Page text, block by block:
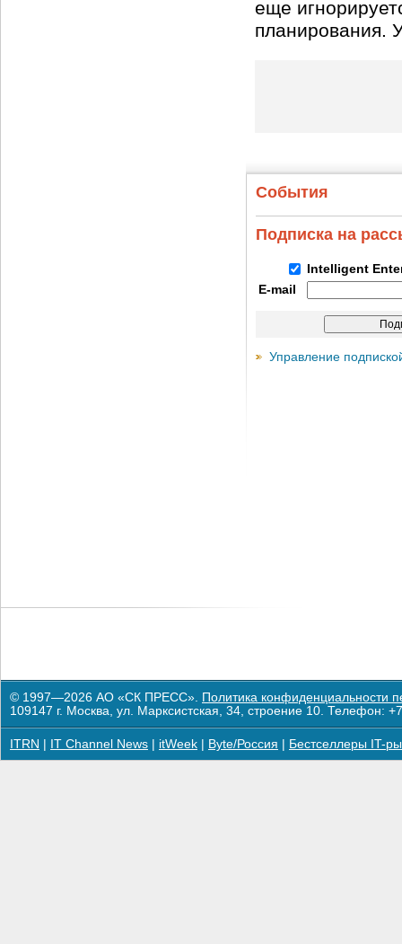
еще
планирования.
События
Подписка на
Intelligent
E-mail
Управление
© 1997—2026 АО «СК ПРЕСС». Политика конфиденциальности
109147 г. Москва, ул. Марксистская, 34, строение 10. Телефон:
ITRN IT Channel News itWeek Byte/Россия Бестселлеры IT-